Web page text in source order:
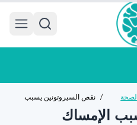
/ نقص السيروتونين يسبب
الإمساك
الإمساك